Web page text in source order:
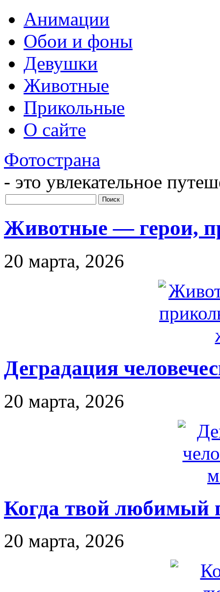
Анимации
Обои и фоны
Девушки
Животные
Прикольные
О сайте
Фотострана
- это увлекательное
Животные — герои,
20 марта, 2026
Деградация
20 марта, 2026
Когда твой любимый
20 марта, 2026